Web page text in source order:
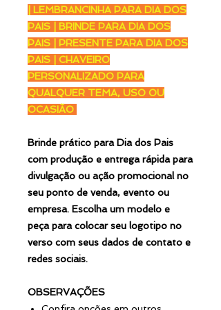
| LEMBRANCINHA PARA DIA DOS
PAIS | BRINDE PARA DIA DOS
PAIS | PRESENTE PARA DIA DOS
PAIS | CHAVEIRO
PERSONALIZADO PARA
QUALQUER TEMA, USO OU
OCASIÃO
Brinde prático para Dia dos Pais
com produção e entrega rápida para
divulgação ou ação promocional no
seu ponto de venda, evento ou
empresa. Escolha um modelo e
peça para colocar seu logotipo no
verso com seus dados de contato e
redes sociais.
OBSERVAÇÕES